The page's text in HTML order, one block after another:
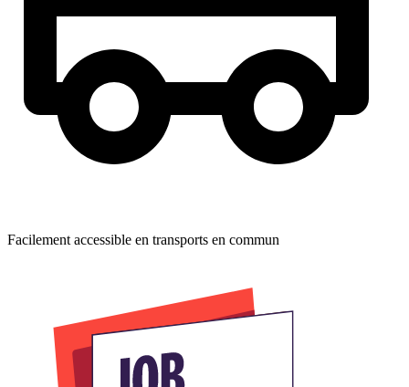
Facilement accessible en transports en commun